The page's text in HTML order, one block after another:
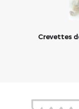
Crevettes